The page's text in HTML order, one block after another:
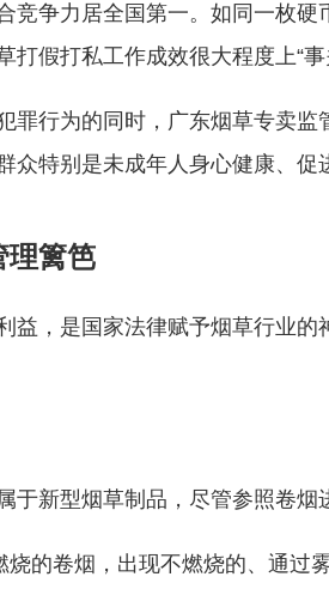
争力居全国第一。如同一枚
假打私工作成效很大程度上“事
行为的同时，广东烟草专卖
特别是未成年人身心健康、促
理篱笆
益，是国家法律赋予烟草行业
新型烟草制品，尽管参照卷烟
的卷烟，出现不燃烧的、通过